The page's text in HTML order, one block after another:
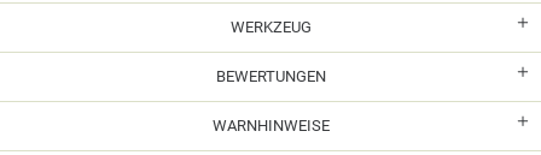
WERKZEUG
BEWERTUNGEN
WARNHINWEISE